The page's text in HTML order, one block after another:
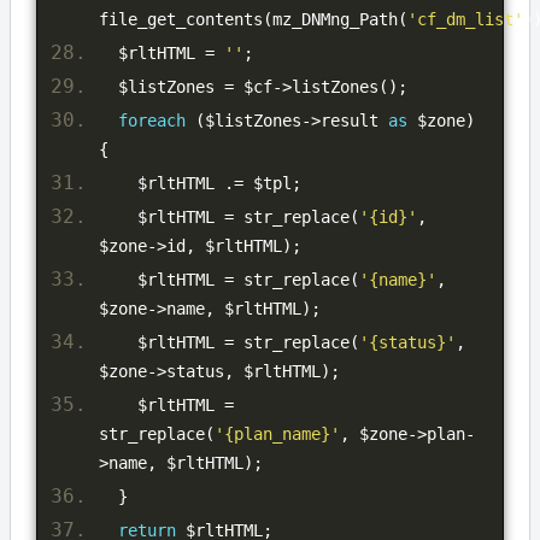
file_get_contents (mz_DNMng_Path( 'cf_dm_list'
  $rltHTML
= '' ;
  $listZones
= $cf->listZones ();
foreach
($listZones->result as $zone)
{
    $rltHTML
.= $tpl ;
    $rltHTML
= str_replace( '{id}' ,
$zone->id , $rltHTML );
    $rltHTML
= str_replace( '{name}' ,
$zone->name, $rltHTML );
    $rltHTML
= str_replace( '{status}' ,
$zone->status , $rltHTML );
    $rltHTML
=
str_replace( '{plan_name}' , $zone->plan-
>name, $rltHTML );
}
return $rltHTML ;